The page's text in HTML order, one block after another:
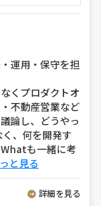
運用・保守を担
くプロダクトオ
不動産営業など
論し、どうやっ
、何を開発す
も一緒に考
と見る
詳細を見る